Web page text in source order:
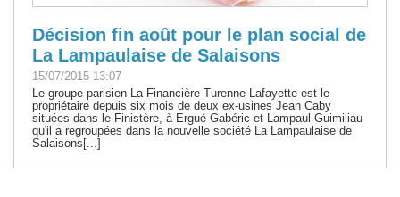
Décision fin août pour le plan social de
La Lampaulaise de Salaisons
15/07/2015 13:07
Le groupe parisien La Financière Turenne Lafayette est le
propriétaire depuis six mois de deux ex-usines Jean Caby
situées dans le Finistère, à Ergué-Gabéric et Lampaul-Guimiliau
qu'il a regroupées dans la nouvelle société La Lampaulaise de
Salaisons[...]